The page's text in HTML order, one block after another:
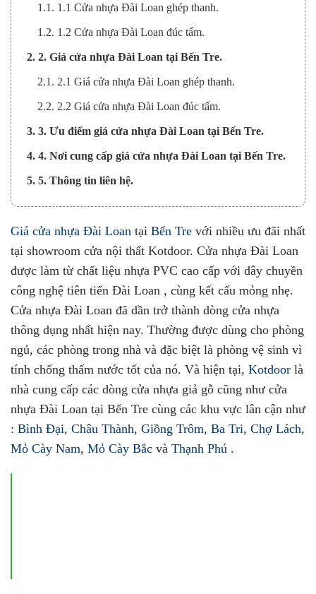
1.1. 1.1 Cửa nhựa Đài Loan ghép thanh.
1.2. 1.2 Cửa nhựa Đài Loan đúc tấm.
2. 2. Giá cửa nhựa Đài Loan tại Bến Tre.
2.1. 2.1 Giá cửa nhựa Đài Loan ghép thanh.
2.2. 2.2 Giá cửa nhựa Đài Loan đúc tấm.
3. 3. Ưu điểm giá cửa nhựa Đài Loan tại Bến Tre.
4. 4. Nơi cung cấp giá cửa nhựa Đài Loan tại Bến Tre.
5. 5. Thông tin liên hệ.
Giá cửa nhựa Đài Loan tại Bến Tre với nhiều ưu đãi nhất
tại showroom cửa nội thất Kotdoor. Cửa nhựa Đài Loan
được làm từ chất liệu nhựa PVC cao cấp với dây chuyền
công nghệ tiên tiến Đài Loan , cùng kết cấu mỏng nhẹ.
Cửa nhựa Đài Loan đã dần trở thành dòng cửa nhựa
thông dụng nhất hiện nay. Thường được dùng cho phòng
ngủ, các phòng trong nhà và đặc biệt là phòng vệ sinh vì
tính chống thấm nước tốt của nó. Và hiện tại, Kotdoor là
nhà cung cấp các dòng cửa nhựa giả gỗ cũng như cửa
nhựa Đài Loan tại Bến Tre cùng các khu vực lân cận như
: Bình Đại, Châu Thành, Giồng Trôm, Ba Tri, Chợ Lách,
Mỏ Cày Nam, Mỏ Cày Bắc và Thạnh Phú .